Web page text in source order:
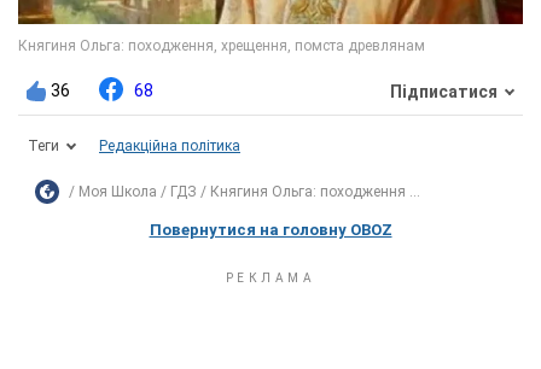
36 68 Підписатися
Теги Редакційна політика
Моя Школа ГДЗ Княгиня Ольга: походження ...
Повернутися на головну OBOZ